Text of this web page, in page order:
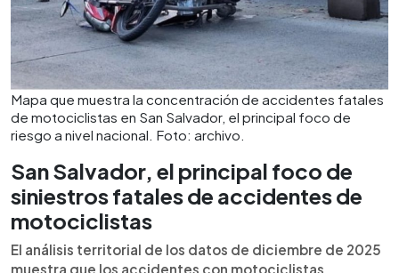
Mapa que muestra la concentración de accidentes fatales
de motociclistas en San Salvador, el principal foco de
riesgo a nivel nacional. Foto: archivo.
San Salvador, el principal foco de
siniestros fatales de accidentes de
motociclistas
El análisis territorial de los datos de diciembre de 2025
muestra que los accidentes con motociclistas